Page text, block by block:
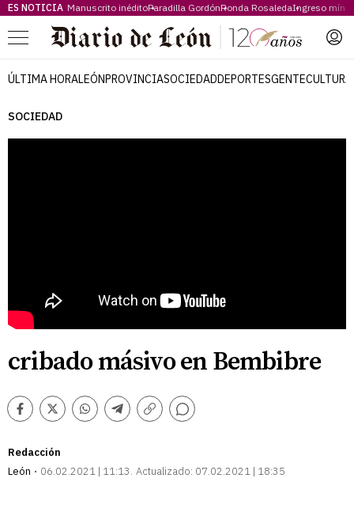
ES NOTICIA Manuscrito inéditoParadilla GordónRonda RosaledaIngreso
Menú
ÚLTIMA HORALEÓNPROVINCIASOCIEDADDEPORTESGENTECULTURA
SOCIEDAD
cribado másivo en Bembibre
Facebook
TwitterWhatsappTelegram
Copiar
Comentarios
Redacción
León
06.02.2021 | 11:13 Actualizado: 07.02.2021 | 18:35